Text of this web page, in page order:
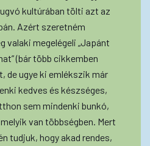
kultúrában tölti azt az
Azért szeretném
valaki megelégeli „Japánt
(bár több cikkemben
ugye ki emlékszik már
kedves és készséges,
sem mindenki bunkó,
van többségben. Mert
tudjuk, hogy akad rendes,